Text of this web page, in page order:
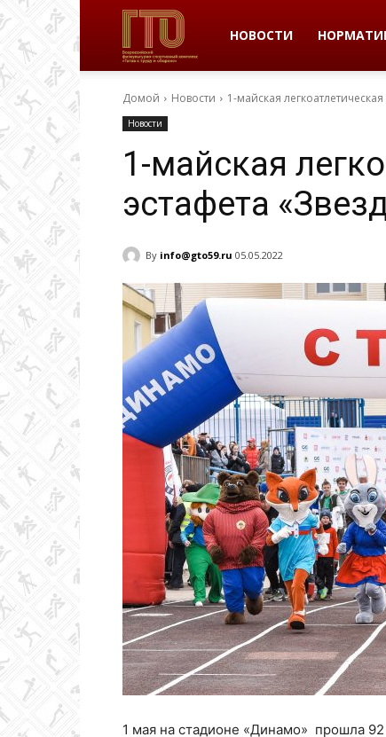
ВФСК
ГТО
в
Колледж
олимпийского
резерва
Пермского
НОВОСТИ
Домой Новости 1-майская
Новости
1-майская
эстафета
By info@gto59.ru 05.05.2022
1 мая на стадионе «Динамо» прошла 92